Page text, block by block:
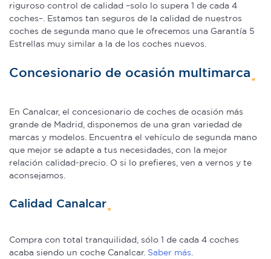
riguroso control de calidad –solo lo supera 1 de cada 4
coches–. Estamos tan seguros de la calidad de nuestros
coches de segunda mano que le ofrecemos una Garantía 5
Estrellas muy similar a la de los coches nuevos.
Concesionario de ocasión multimarca
En Canalcar, el concesionario de coches de ocasión más
grande de Madrid, disponemos de una gran variedad de
marcas y modelos. Encuentra el vehículo de segunda mano
que mejor se adapte a tus necesidades, con la mejor
relación calidad-precio. O si lo prefieres, ven a vernos y te
aconsejamos.
Calidad Canalcar
Compra con total tranquilidad, sólo 1 de cada 4 coches
acaba siendo un coche Canalcar. Saber más.